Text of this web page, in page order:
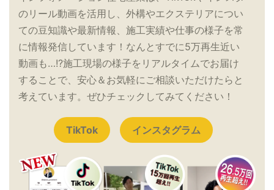
のリール動画を活用し、外構やエクステリアについ
ての豆知識や最新情報、施工実績や仕事の様子を常
に情報発信しています！なんとすでに5万再生近い
動画も…!?施工現場の様子をリアルタイムでお届け
することで、安心＆お気軽にご相談いただけたらと
考えています。ぜひチェックしてみてください！
TikTok インスタグラム